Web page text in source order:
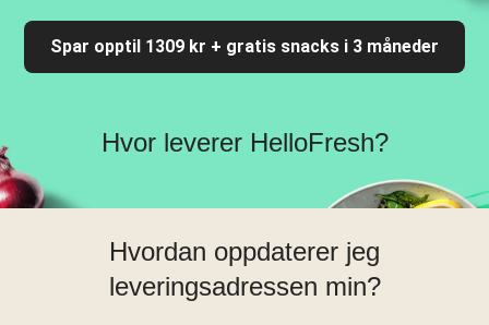
Spar opptil 1309 kr + gratis snacks i 3 måneder
Hvor leverer HelloFresh?
Hvordan oppdaterer jeg
leveringsadressen min?